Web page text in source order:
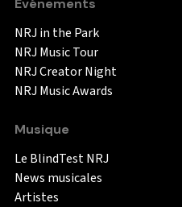
Événements
NRJ in the Park
NRJ Music Tour
NRJ Creator Night
NRJ Music Awards
Musique
Le BlindTest NRJ
News musicales
Artistes